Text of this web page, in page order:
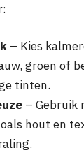
– Kies
groen of
tinten.
– Gebruik
hout en